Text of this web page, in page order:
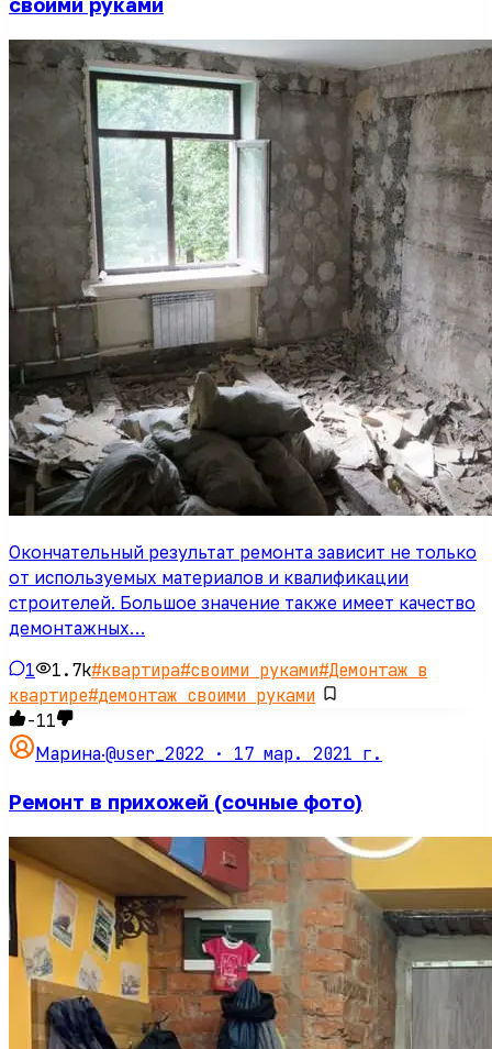
Окончательный результат ремонта зависит не только
от используемых материалов и квалификации
строителей. Большое значение также имеет качество
демонтажных…
1 1.7k#квартира#своими руками#Демонтаж в
квартире#демонтаж своими руками
-11
Марина·@user_2022 · 17 мар. 2021 г.
Ремонт в прихожей (сочные фото)